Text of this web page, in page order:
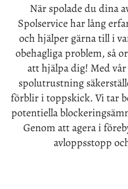
När spolade du dina
Spolservice har lång
och hjälper gärna till i
obehagliga problem, så
att hjälpa dig! Med
spolutrustning
förblir i toppskick. Vi tar
potentiella
Genom att agera i
avloppsstopp